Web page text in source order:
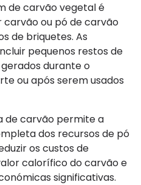
de carvão vegetal é
ou pó de carvão
de briquetes. As
pequenos restos de
durante o
ou após serem usados
de carvão permite a
dos recursos de pó
os custos de
calorífico do carvão e
significativas.